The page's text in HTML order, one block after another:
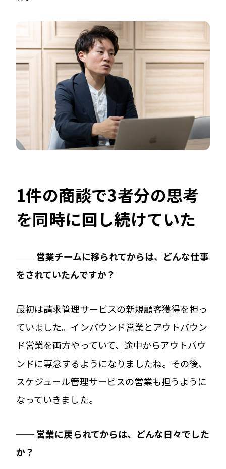
1件の商談で3者分の思考
を同時に回し続けていた
── 営業チームに移られてからは、どんな仕事
をされていたんですか？
最初は請求管理サービスの新規顧客獲得を担っ
ていました。インバウンド営業とアウトバウン
ド営業を両方やっていて、途中からアウトバウ
ンドに専念するようになりましたね。その後、
スケジュール管理サービスの営業も担うように
なっていきました。
── 営業に戻られてからは、どんな日々でした
か？